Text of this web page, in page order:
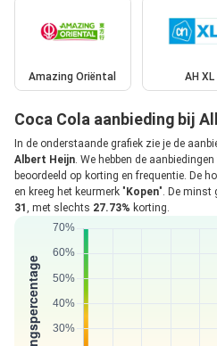
Amazing Oriëntal AH XL
Coca Cola aanbieding bij
In de onderstaande grafiek zie je de
Albert Heijn. We hebben de
beoordeeld op korting en frequentie. De
en kreeg het keurmerk " Kopen". De minst
31 , met slechts 27.73% korting.